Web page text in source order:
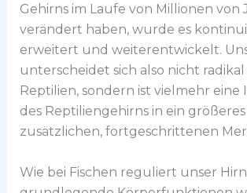
Gehirns im Laufe von Millionen von
verändert haben, wurde es
erweitert und weiterentwickelt.
unterscheidet sich also nicht
Reptilien, sondern ist vielmehr eine
des Reptiliengehirns in ein
zusätzlichen, fortgeschrittenen
Wie bei Fischen reguliert unser